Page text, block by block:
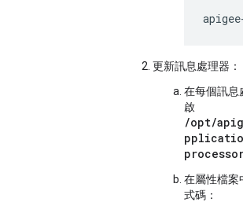
更新訊息處理器：
在每個訊息
啟
/opt/
在屬性檔案
式碼：